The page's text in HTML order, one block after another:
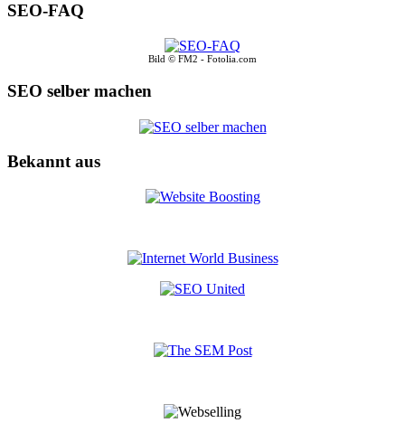
SEO-FAQ
Bild © FM2 - Fotolia.com
SEO selber machen
Bekannt aus